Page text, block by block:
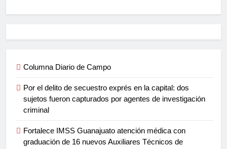
Columna Diario de Campo
Por el delito de secuestro exprés en la capital: dos
sujetos fueron capturados por agentes de investigación
criminal
Fortalece IMSS Guanajuato atención médica con
graduación de 16 nuevos Auxiliares Técnicos de